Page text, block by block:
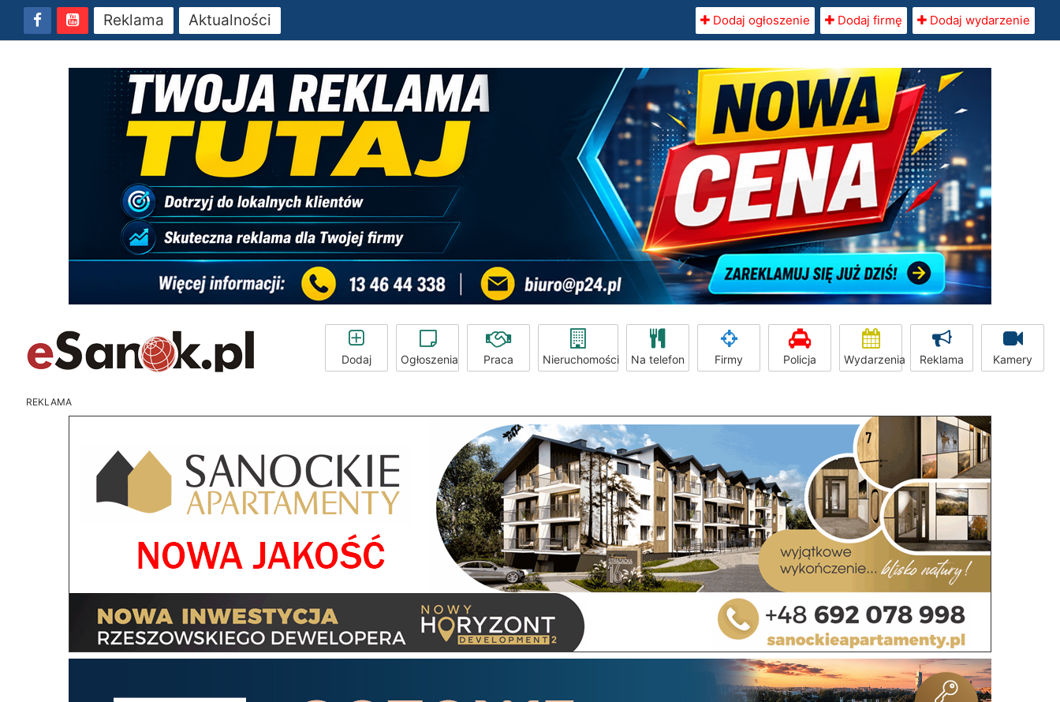
Reklama Aktualności Dodaj ogłoszenie Dodaj firmę Dodaj wydarzenie
Dodaj Ogłoszenia Praca Nieruchomości Na telefon Firmy Policja Wydarzenia Reklama Kamery
REKLAMA